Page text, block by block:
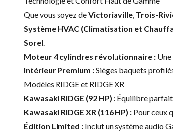
Que vous soyez deVictoriaville, Trois-
Système HVAC (Climatisation et
Sorel.
Moteur 4 cylindres révolutionnaire :
Intérieur Premium :Sièges baquets
Modèles RIDGE et RIDGE XR
Kawasaki RIDGE (92 HP) : Équilibre
Kawasaki RIDGE XR (116 HP) : Pour ceux
Édition Limited : Inclut un système audio